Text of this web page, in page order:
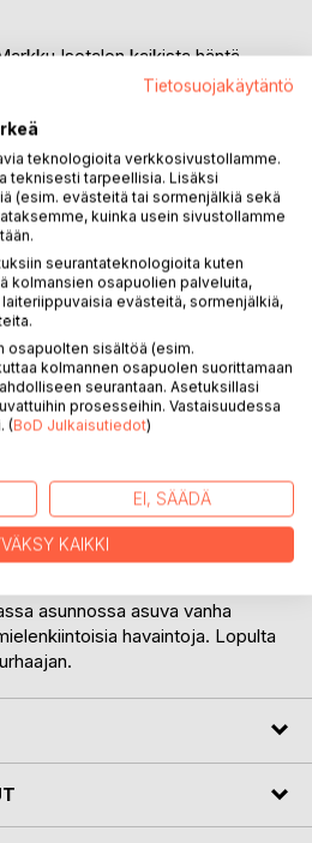
Isotalon kaikista häntä
Hän palaa kotiin. Hän
Alkuhiljaisuuden jälkeen
Lahdessa kuolleena
Ritva Arvetvuo alkaa tutkia
Tutkimuksissa kysymyksiä
puhelinnumerot, päivämäärät
vanhemmat saapuvat
yllättävästä paluusta Italiaan
vietetyn parin vuoden
kasvaa ja syy paluuseen
myös Francon armeija-
käydyissä keskusteluissa.
Francoon ja tämän vanhempiin
että vanhemmat ovat
ja Francon naisystävän
Vietetään joulu ja otetaan
asunnossa asuva vanha
havaintoja. Lopulta
Tietosuojakäytäntö
teknologioita verkkosivustollamme.
teknisesti tarpeellisia. Lisäksi
(esim. evästeitä tai sormenjälkiä sekä
kuinka usein sivustollamme
seurantateknologioita kuten
kolmansien osapuolien palveluita,
evästeitä, sormenjälkiä,
osapuolten sisältöä (esim.
kolmannen osapuolen suorittamaan
seurantaan. Asetuksillasi
prosesseihin. Vastaisuudessa
(BoD Julkaisutiedot)
EI, SÄÄDÄ
KAIKKI